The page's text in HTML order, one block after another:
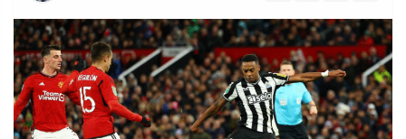
DAERAH NASIONAL
MANCA SPORT